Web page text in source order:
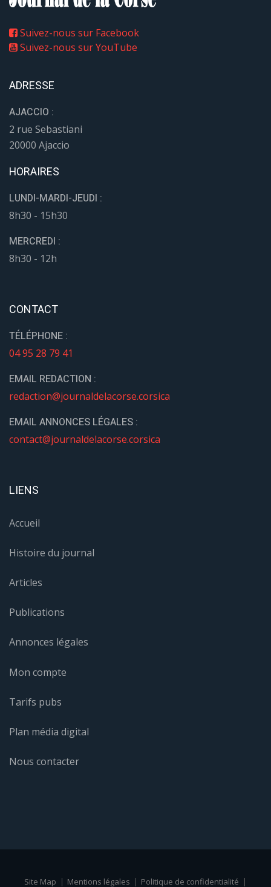
Suivez-nous sur Facebook
Suivez-nous sur YouTube
ADRESSE
AJACCIO :
2 rue Sebastiani
20000 Ajaccio
HORAIRES
LUNDI-MARDI-JEUDI :
8h30 - 15h30
MERCREDI :
8h30 - 12h
CONTACT
TÉLÉPHONE :
04 95 28 79 41
EMAIL REDACTION :
redaction@journaldelacorse.corsica
EMAIL ANNONCES LÉGALES :
contact@journaldelacorse.corsica
LIENS
Accueil
Histoire du journal
Articles
Publications
Annonces légales
Mon compte
Tarifs pubs
Plan média digital
Nous contacter
Site Map Mentions légales Politique de confidentialité